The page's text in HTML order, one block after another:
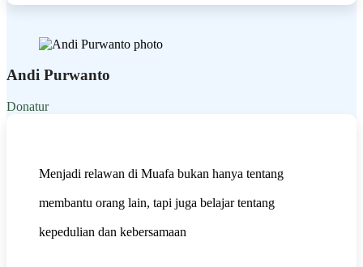
Andi Purwanto
Donatur
Menjadi relawan di Muafa bukan hanya tentang
membantu orang lain, tapi juga belajar tentang
kepedulian dan kebersamaan